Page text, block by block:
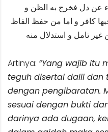
عن دل فخرج به الظن و
كافر و اما من حفظ الفاظ
غير تامل و استدلال منه
Artinya: “Yang wajib itu
teguh disertai dalil
dengan pengibaratan.
sesuai dengan bukti
darinya ada dugaan,